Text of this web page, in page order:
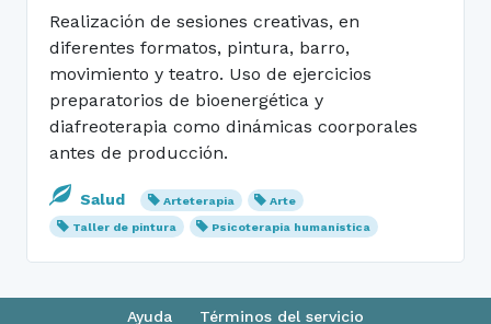
Realización de sesiones creativas, en
diferentes formatos, pintura, barro,
movimiento y teatro. Uso de ejercicios
preparatorios de bioenergética y
diafreoterapia como dinámicas coorporales
antes de producción.
Salud Arteterapia
Arte
Taller de pintura
Psicoterapia humanística
Ayuda Términos del servicio